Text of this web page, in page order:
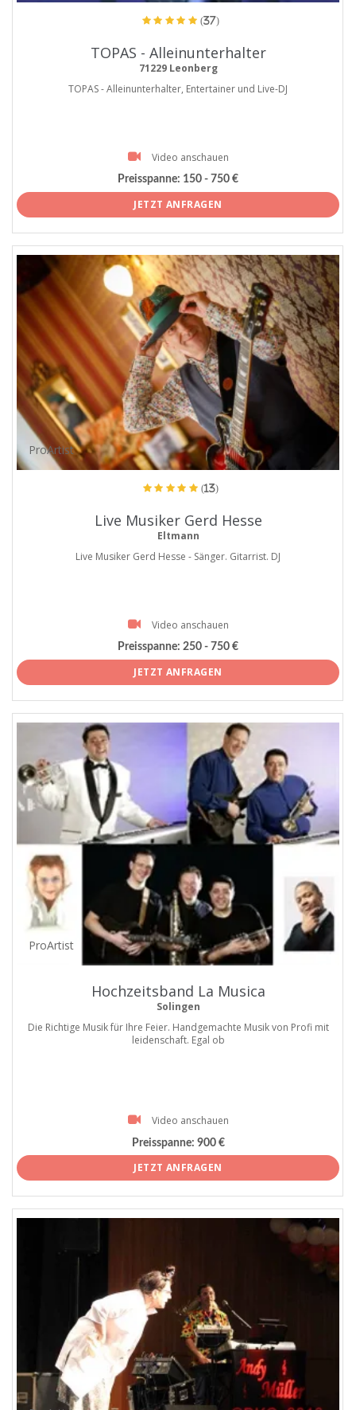
(37)
TOPAS - Alleinunterhalter
71229 Leonberg
TOPAS - Alleinunterhalter, Entertainer und Live-DJ
Video anschauen
Preisspanne: 150 - 750 €
JETZT ANFRAGEN
ProArtist
(13)
Live Musiker Gerd Hesse
Eltmann
Live Musiker Gerd Hesse - Sänger. Gitarrist. DJ
Video anschauen
Preisspanne: 250 - 750 €
JETZT ANFRAGEN
ProArtist
Hochzeitsband La Musica
Solingen
Die Richtige Musik für Ihre Feier. Handgemachte Musik von Profi mit
leidenschaft. Egal ob
Video anschauen
Preisspanne: 900 €
JETZT ANFRAGEN